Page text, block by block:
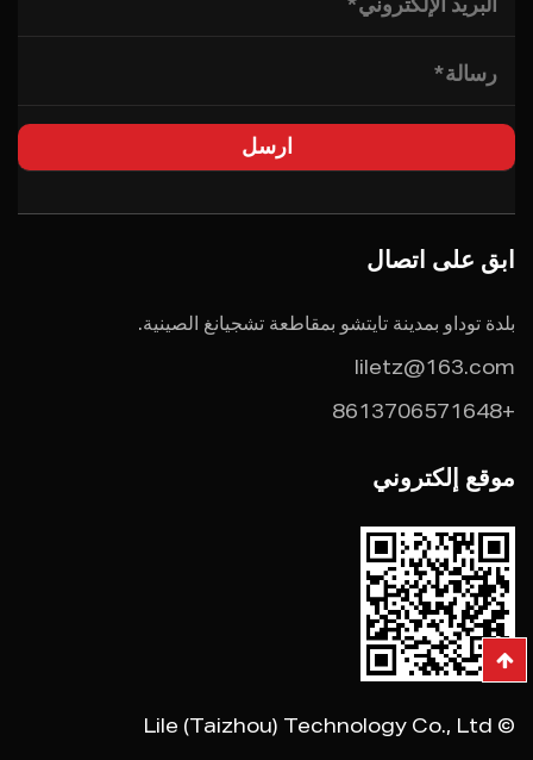
© Lile (Taizhou) Technology Co., Ltd
ابق على اتصال
بلدة توداو بمدينة تايتشو بمقاطعة تشجيانغ الصينية.
liletz@163.com
+8613706571648
موقع إلكتروني